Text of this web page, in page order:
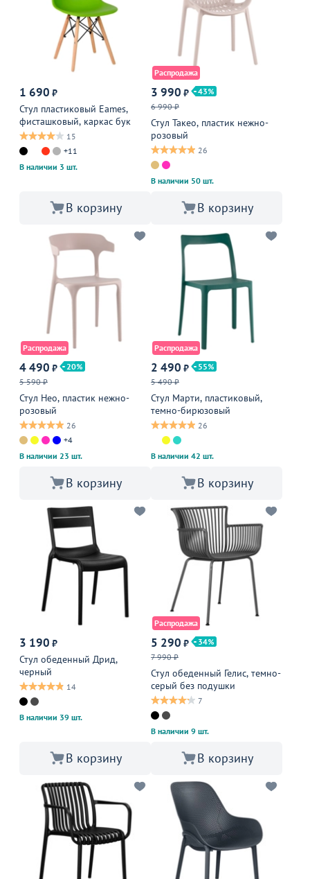
1 690 ₽
Стул пластиковый Eames,
фисташковый, каркас бук
15
+11
В наличии 3 шт.
В корзину
Распродажа
3 990 ₽
43
6 990 ₽
Стул Такео, пластик нежно-
розовый
26
В наличии 50 шт.
В корзину
Распродажа
4 490 ₽
20
5 590 ₽
Стул Нео, пластик нежно-
розовый
26
+4
В наличии 23 шт.
В корзину
Распродажа
2 490 ₽
55
5 490 ₽
Стул Марти, пластиковый,
темно-бирюзовый
26
В наличии 42 шт.
В корзину
3 190 ₽
Стул обеденный Дрид,
черный
14
В наличии 39 шт.
В корзину
Распродажа
5 290 ₽
34
7 990 ₽
Стул обеденный Гелис, темно-
серый без подушки
7
В наличии 9 шт.
В корзину